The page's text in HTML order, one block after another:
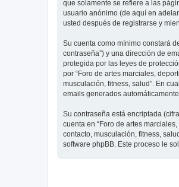
que solamente se refiere a las
usuario anónimo (de aquí en
usted después de registrarse y
Su cuenta como mínimo constará
contraseña”) y una dirección de
protegida por las leyes de
por “Foro de artes marciales,
musculación, fitness, salud”. En
emails generados
Su contraseña está encriptada
cuenta en “Foro de artes
contacto, musculación, fitness,
software phpBB. Este proceso le